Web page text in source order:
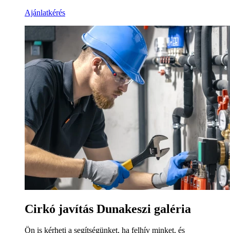
Ajánlatkérés
Cirkó javítás Dunakeszi galéria
Ön is kérheti a segítségünket, ha felhív minket, és